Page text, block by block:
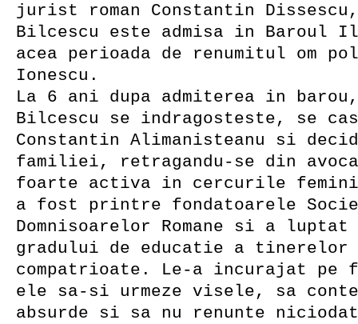
jurist roman Constantin
Bilcescu este admisa in Baroul
acea perioada de renumitul om
Ionescu.
La 6 ani dupa admiterea in barou,
Bilcescu se indragosteste, se
Constantin Alimanisteanu si
familiei, retragandu-se din
foarte activa in cercurile
a fost printre fondatoarele
Domnisoarelor Romane si a
gradului de educatie a tinerelor
compatrioate. Le-a incurajat pe
ele sa-si urmeze visele, sa
absurde si sa nu renunte